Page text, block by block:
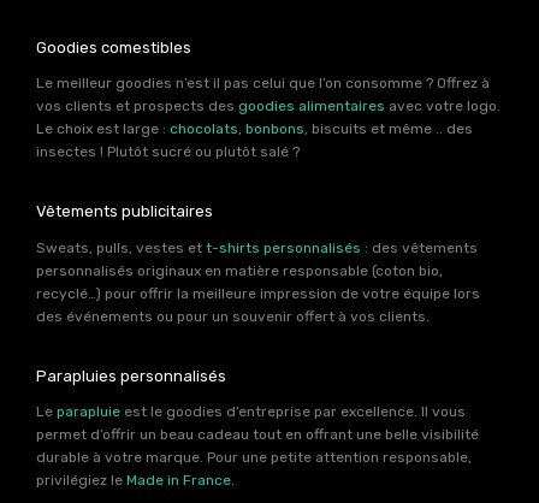
Goodies comestibles
Le meilleur goodies n’est il pas celui que l’on consomme ? Offrez à
vos clients et prospects des goodies alimentaires avec votre logo.
Le choix est large : chocolats, bonbons, biscuits et même .. des
insectes ! Plutôt sucré ou plutôt salé ?
Vêtements publicitaires
Sweats, pulls, vestes et t-shirts personnalisés : des vêtements
personnalisés originaux en matière responsable (coton bio,
recyclé…) pour offrir la meilleure impression de votre équipe lors
des événements ou pour un souvenir offert à vos clients.
Parapluies personnalisés
Le parapluie est le goodies d’entreprise par excellence. Il vous
permet d’offrir un beau cadeau tout en offrant une belle visibilité
durable à votre marque. Pour une petite attention responsable,
privilégiez le Made in France.